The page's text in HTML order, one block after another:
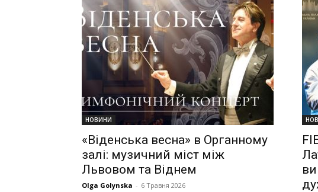
НОВИНИ
«Віденська весна» в Органному
залі: музичний міст між
Львовом та Віднем
Olga Golynska - 6 Травня 2026